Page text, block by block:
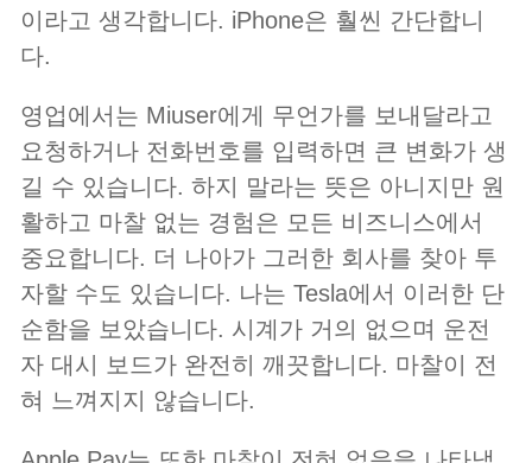
이라고 생각합니다. iPhone은 훨씬 간단합니
다.
영업에서는 Miuser에게 무언가를 보내달라고
요청하거나 전화번호를 입력하면 큰 변화가 생
길 수 있습니다. 하지 말라는 뜻은 아니지만 원
활하고 마찰 없는 경험은 모든 비즈니스에서
중요합니다. 더 나아가 그러한 회사를 찾아 투
자할 수도 있습니다. 나는 Tesla에서 이러한 단
순함을 보았습니다. 시계가 거의 없으며 운전
자 대시 보드가 완전히 깨끗합니다. 마찰이 전
혀 느껴지지 않습니다.